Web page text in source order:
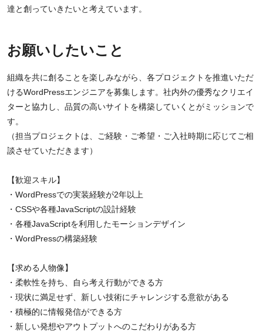
達と創っていきたいと考えています。
お願いしたいこと
組織を共に創ることを楽しみながら、各プロジェクトを推進いただ
けるWordPressエンジニアを募集します。社内外の優秀なクリエイ
ターと協力し、品質の高いサイトを構築していくとがミッションで
す。
（担当プロジェクトは、ご経験・ご希望・ご入社時期に応じてご相
談させていただきます）
【歓迎スキル】
・WordPressでの実装経験が2年以上
・CSSや各種JavaScriptの設計経験
・各種JavaScriptを利用したモーションデザイン
・WordPressの構築経験
【求める人物像】
・柔軟性を持ち、自ら考え行動ができる方
・現状に満足せず、新しい技術にチャレンジする意欲がある
・積極的に情報発信ができる方
・新しい発想やアウトプットへのこだわりがある方